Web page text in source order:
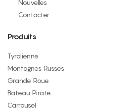
Nouvelles
Contacter
Produits
Tyrolienne
Montagnes Russes
Grande Roue
Bateau Pirate
Carrousel